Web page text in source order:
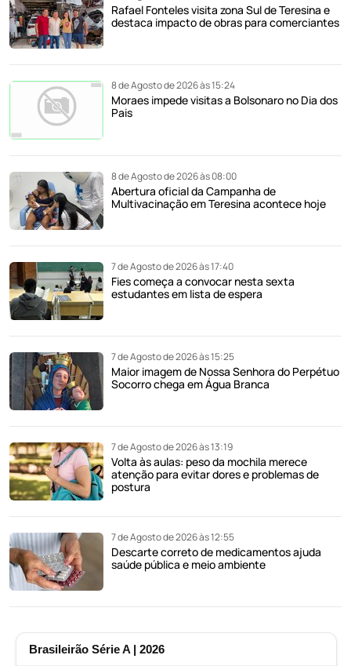
Rafael Fonteles visita zona Sul de Teresina e
destaca impacto de obras para comerciantes
8 de Agosto de 2026 às 15:24
Moraes impede visitas a Bolsonaro no Dia dos
Pais
8 de Agosto de 2026 às 08:00
Abertura oficial da Campanha de
Multivacinação em Teresina acontece hoje
7 de Agosto de 2026 às 17:40
Fies começa a convocar nesta sexta
estudantes em lista de espera
7 de Agosto de 2026 às 15:25
Maior imagem de Nossa Senhora do Perpétuo
Socorro chega em Água Branca
7 de Agosto de 2026 às 13:19
Volta às aulas: peso da mochila merece
atenção para evitar dores e problemas de
postura
7 de Agosto de 2026 às 12:55
Descarte correto de medicamentos ajuda
saúde pública e meio ambiente